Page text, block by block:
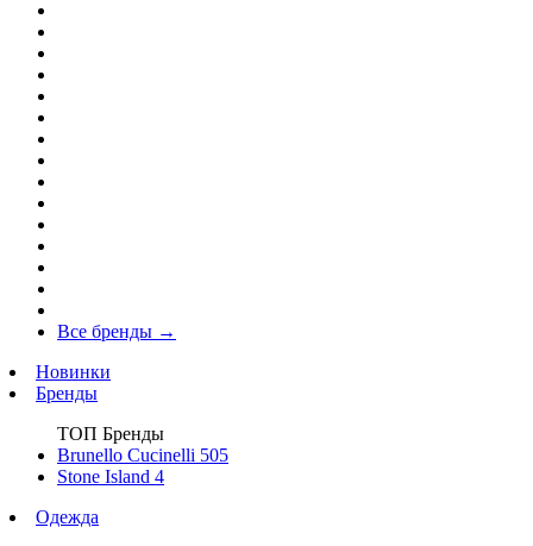
Все бренды →
Новинки
Бренды
ТОП Бренды
Brunello Cucinelli 505
Stone Island 4
Одежда